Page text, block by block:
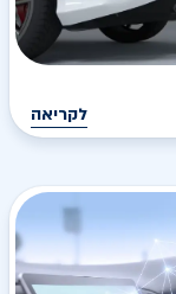
לקריאה